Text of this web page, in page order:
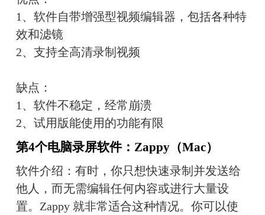
1、软件自带增强型视频编辑器，包括各种特
效和滤镜
2、支持全高清录制视频
缺点：
1、软件不稳定，经常崩溃
2、试用版能使用的功能有限
第4个电脑录屏软件：Zappy（Mac）
软件介绍：有时，你只想快速录制并发送给
他人，而无需编辑任何内容或进行大量设
置。Zappy 就非常适合这种情况。你可以使